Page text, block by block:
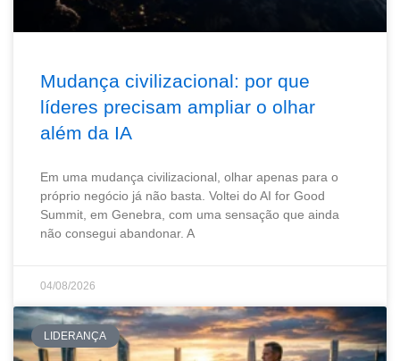
Mudança civilizacional: por que
líderes precisam ampliar o olhar
além da IA
Em uma mudança civilizacional, olhar apenas para o
próprio negócio já não basta. Voltei do AI for Good
Summit, em Genebra, com uma sensação que ainda
não consegui abandonar. A
04/08/2026
LIDERANÇA